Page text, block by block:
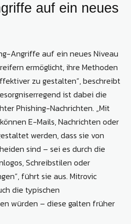
auf ein neues
Angriffe auf ein neues Niveau
ermöglicht, ihre Methoden
zu gestalten“, beschreibt
ist dabei die
Phishing-Nachrichten. „Mit
E-Mails, Nachrichten oder
werden, dass sie von
sind – sei es durch die
Schreibstilen oder
führt sie aus. Mitrovic
die typischen
würden – diese galten früher